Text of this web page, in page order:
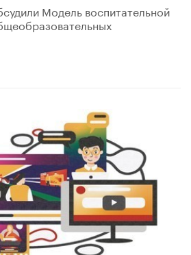
Модель воспитательной